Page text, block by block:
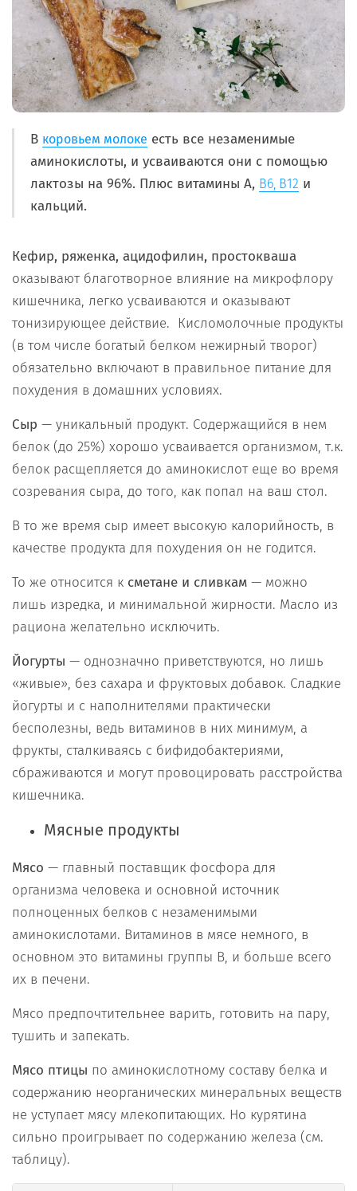
В коровьем молоке есть все незаменимые
аминокислоты, и усваиваются они с помощью
лактозы на 96%. Плюс витамины А, В6, В12 и
кальций.
Кефир, ряженка, ацидофилин, простокваша
оказывают благотворное влияние на микрофлору
кишечника, легко усваиваются и оказывают
тонизирующее действие. Кисломолочные продукты
(в том числе богатый белком нежирный творог)
обязательно включают в правильное питание для
похудения в домашних условиях.
Сыр — уникальный продукт. Содержащийся в нем
белок (до 25%) хорошо усваивается организмом, т.к.
белок расщепляется до аминокислот еще во время
созревания сыра, до того, как попал на ваш стол.
В то же время сыр имеет высокую калорийность, в
качестве продукта для похудения он не годится.
То же относится к сметане и сливкам — можно
лишь изредка, и минимальной жирности. Масло из
рациона желательно исключить.
Йогурты — однозначно приветствуются, но лишь
«живые», без сахара и фруктовых добавок. Сладкие
йогурты и с наполнителями практически
бесполезны, ведь витаминов в них минимум, а
фрукты, сталкиваясь с бифидобактериями,
сбраживаются и могут провоцировать расстройства
кишечника.
Мясные продукты
Мясо — главный поставщик фосфора для
организма человека и основной источник
полноценных белков с незаменимыми
аминокислотами. Витаминов в мясе немного, в
основном это витамины группы В, и больше всего
их в печени.
Мясо предпочтительнее варить, готовить на пару,
тушить и запекать.
Мясо птицы по аминокислотному составу белка и
содержанию неорганических минеральных веществ
не уступает мясу млекопитающих. Но курятина
сильно проигрывает по содержанию железа (см.
таблицу).